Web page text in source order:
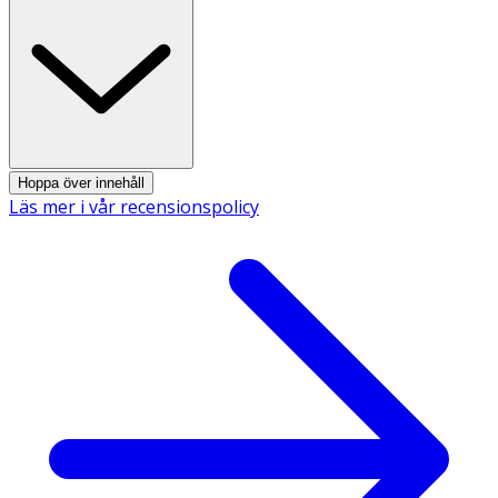
Hoppa över innehåll
Läs mer i vår recensionspolicy